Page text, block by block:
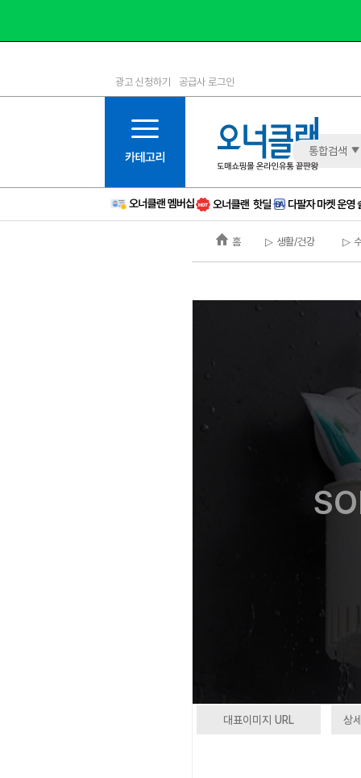
1등급
6등급
11등급
12등급
15등급
16등급
광고 신청하기 공급사 로그인
통합검색
홈 ▷ 생활/건강 ▷
대표이미지 URL 상